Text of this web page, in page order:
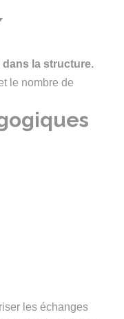
dans la structure.
le nombre de
les échanges